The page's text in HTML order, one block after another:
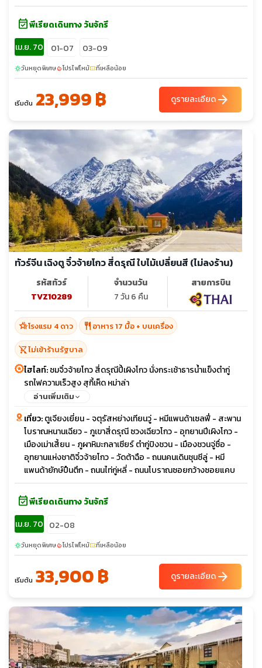
event_availableพีเรียดเดินทาง วันจักรี
เม.ย. 70
01-07 03-09
sunnyวันหยุดพิเศษlocal_fire_departmentโปรไฟไหม้confirmation_numberที่เหลือน้อย
เริ่มต้น 23,999 ฿ ดูรายละเอียดarrow_forward
ทัวร์จีน เฉิงตู จิ๋วจ้ายโกว สี่ดรุณี ใบไม้เปลี่ยนสี (ไม่ลงร้าน)
รหัสทัวร์
TVZ10289
จำนวนวัน
7 วัน 6 คืน
สายการบิน
hotel_classโรงแรม 4 ดาว restaurant อาหาร 17 มื้อ + บนเครื่อง
shopping_cart_offไม่เข้าร้านรัฐบาล
ไฮไลท์:ชมจิ๋วจ้ายโกว สี่ดรุณีปี้เผิงโกว นั่งกระเช้าธารน้ำแข็งตำกู่
รถไฟความเร็วสูง สุกี้เห็ด หม่าล่า
อ่านเพิ่มเติม
เที่ยว:ตูเจียงเยี่ยน - จตุรัสหย่างเทียนวู่ - หมีแพนด้าเซลฟี่ - สะพาน
โบราณหนานเฉียว - ภูเขาสี่ดรุณี ซวงเฉียวโกว - อุทยานปีเผิงโกว -
เมืองเม่าเสี้ยน - ภูผาหิมะกลาเซียร์ ตำกู่ปิงชวน - เมืองชวนจู่ซื่อ -
อุทยานแห่งชาติจิ๋วจ้ายโกว - วัดต้าฉือ - ถนนคนเดินชุนซีลู่ - หมี
แพนด้ายักษ์ปืนตึก - ถนนไท่กู่หลี่ - ถนนโบราณซอยกว้างซอยแคบ
event_availableพีเรียดเดินทาง วันจักรี
เม.ย. 70 02-08
sunnyวันหยุดพิเศษlocal_fire_departmentโปรไฟไหม้confirmation_numberที่เหลือน้อย
เริ่มต้น 33,900 ฿ ดูรายละเอียดarrow_forward